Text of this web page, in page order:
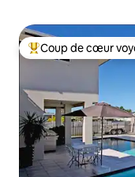
Coups de cœur
Coup de cœur